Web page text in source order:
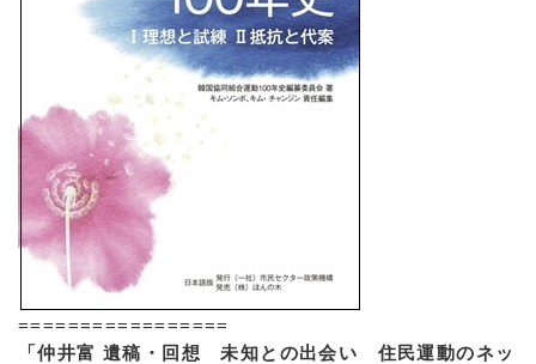
=================
「仲井富 遺稿・回想 未知との出会い 住民運動のネッ